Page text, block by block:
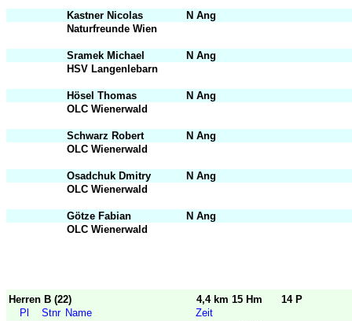
Kastner Nicolas
N Ang
Naturfreunde Wien
Sramek Michael
N Ang
HSV Langenlebarn
Hösel Thomas
N Ang
OLC Wienerwald
Schwarz Robert
N Ang
OLC Wienerwald
Osadchuk Dmitry
N Ang
OLC Wienerwald
Götze Fabian
N Ang
OLC Wienerwald
Herren B (22) 4,4 km 15 Hm
14 P
Pl
Stnr Name
Zeit